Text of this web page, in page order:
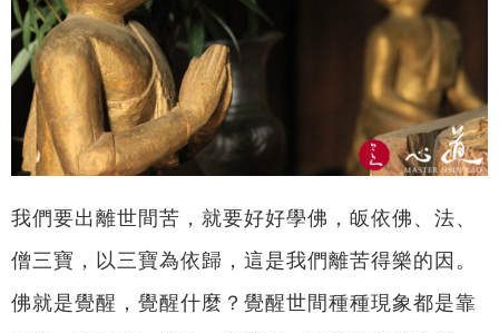
我們要出離世間苦，就要好好學佛，皈依佛、法、
僧三寶，以三寶為依歸，這是我們離苦得樂的因。
佛就是覺醒，覺醒什麼？覺醒世間種種現象都是靠